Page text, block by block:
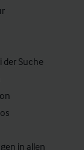
der Suche
in allen